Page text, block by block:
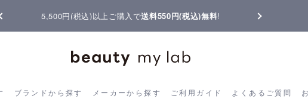
5,500円(税込)以上ご購入で送料550円(税込)無料!
ブランドから探す メーカーから探す ご利用ガイド よくあるご質問
す ブランドから探す メーカーから探す ご利用ガイド よくあるご質問